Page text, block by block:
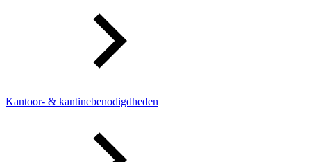
Kantoor- & kantinebenodigdheden